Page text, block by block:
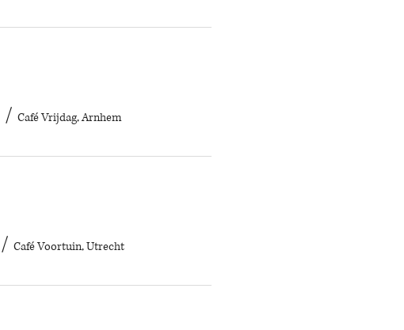
/ Café Vrijdag, Arnhem
/ Café Voortuin, Utrecht